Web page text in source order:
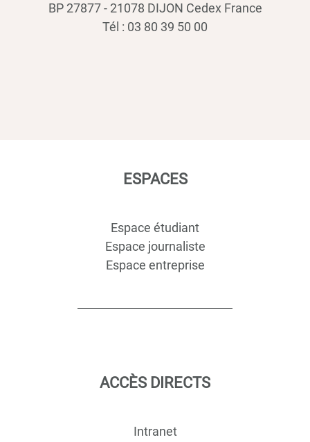
BP 27877 - 21078 DIJON Cedex France
Tél : 03 80 39 50 00
ESPACES
Espace étudiant
Espace journaliste
Espace entreprise
ACCÈS DIRECTS
Intranet